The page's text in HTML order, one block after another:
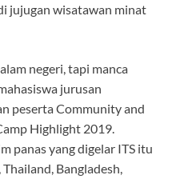
jujugan wisatawan minat
negeri, tapi manca
jurusan
peserta Community and
Highlight 2019.
panas yang digelar ITS itu
Bangladesh,